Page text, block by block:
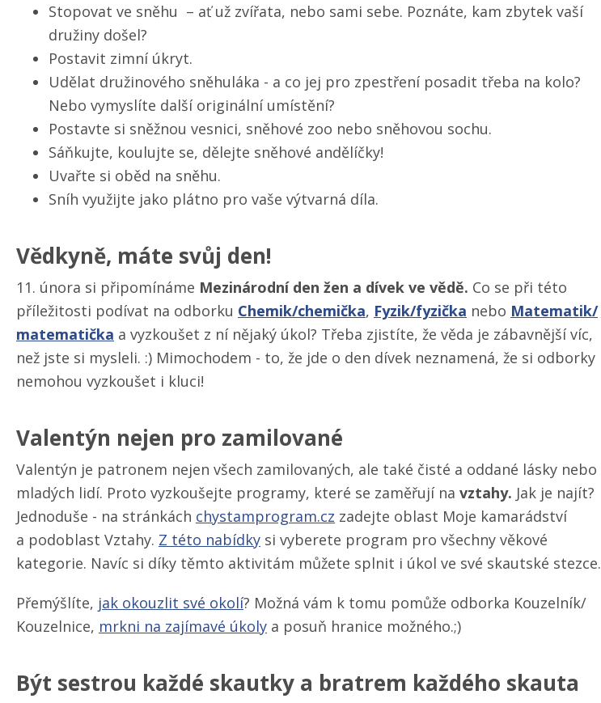
Stopovat ve sněhu – ať už zvířata, nebo sami sebe. Poznáte, kam zbytek vaší
družiny došel?
Postavit zimní úkryt.
Udělat družinového sněhuláka - a co jej pro zpestření posadit třeba na kolo?
Nebo vymyslíte další originální umístění?
Postavte si sněžnou vesnici, sněhové zoo nebo sněhovou sochu.
Sáňkujte, koulujte se, dělejte sněhové andělíčky!
Uvařte si oběd na sněhu.
Sníh využijte jako plátno pro vaše výtvarná díla.
Vědkyně, máte svůj den!
11. února si připomínáme Mezinárodní den žen a dívek ve vědě. Co se při této
příležitosti podívat na odborku Chemik/​chemička, Fyzik/​fyzička nebo Matematik/​
matematička a vyzkoušet z ní nějaký úkol? Třeba zjistíte, že věda je zábavnější víc,
než jste si mysleli. :) Mimochodem - to, že jde o den dívek neznamená, že si odborky
nemohou vyzkoušet i kluci!
Valentýn nejen pro zamilované
Valentýn je patronem nejen všech zamilovaných, ale také čisté a oddané lásky nebo
mladých lidí. Proto vyzkoušejte programy, které se zaměřují na vztahy. Jak je najít?
Jednoduše - na stránkách chystamprogram.cz zadejte oblast Moje kamarádství
a podoblast Vztahy. Z této nabídky si vyberete program pro všechny věkové
kategorie. Navíc si díky těmto aktivitám můžete splnit i úkol ve své skautské stezce.
Přemýšlíte, jak okouzlit své okolí? Možná vám k tomu pomůže odborka Kouzelník/​
Kouzelnice, mrkni na zajímavé úkoly a posuň hranice možného.;)
Být sestrou každé skautky a bratrem každého skauta